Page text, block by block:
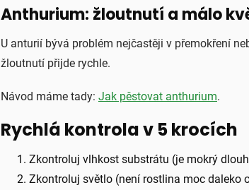
Anthurium: žloutnutí a málo
U anturií bývá problém nejčastěji v přemokření
žloutnutí přijde rychle.
Návod máme tady: Jak pěstovat anthurium.
Rychlá kontrola v 5 krocích
Zkontroluj vlhkost substrátu (je mokrý
Zkontroluj světlo (není rostlina moc daleko